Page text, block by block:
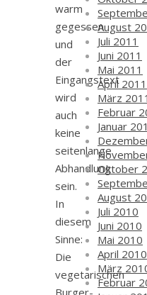
warm
gegessen
und
der
Eingangstext
wird
auch
keine
seitenlange
Abhandlung
sein.
In
diesem
Sinne:
Die
vegetarischen
August
Juli 2011
Juni 2011
Mai 2011
April 2011
März 2011
Februar
Januar
Oktober
August
Juli 2010
Juni 2010
Mai 2010
April 2010
März
Februar